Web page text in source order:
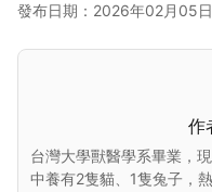
發布日期：2026年02月05日
作
台灣大學獸醫學系畢業，
中養有2隻貓、1隻兔子，